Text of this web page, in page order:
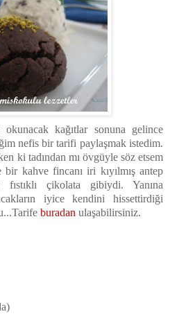
kağıtlar sonuna gelince
nefis bir tarifi paylaşmak istedim.
ki tadından mı övgüyle söz etsem
kahve fincanı iri kıyılmış antep
fıstıklı çikolata gibiydi. Yanına
iyice kendini hissettirdiği
buradan ulaşabilirsiniz.